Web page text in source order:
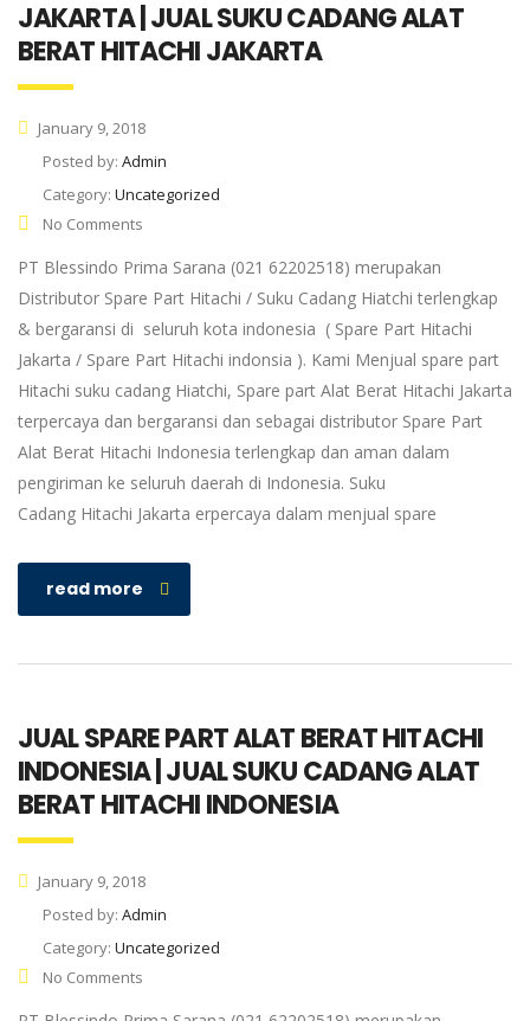
JAKARTA | JUAL SUKU CADANG ALAT
BERAT HITACHI JAKARTA
January 9, 2018
Posted by: Admin
Category: Uncategorized
No Comments
PT Blessindo Prima Sarana (021 62202518) merupakan
Distributor Spare Part Hitachi / Suku Cadang Hiatchi terlengkap
& bergaransi di seluruh kota indonesia ( Spare Part Hitachi
Jakarta / Spare Part Hitachi indonsia ). Kami Menjual spare part
Hitachi suku cadang Hiatchi, Spare part Alat Berat Hitachi Jakarta
terpercaya dan bergaransi dan sebagai distributor Spare Part
Alat Berat Hitachi Indonesia terlengkap dan aman dalam
pengiriman ke seluruh daerah di Indonesia. Suku
Cadang Hitachi Jakarta erpercaya dalam menjual spare
read more
JUAL SPARE PART ALAT BERAT HITACHI
INDONESIA | JUAL SUKU CADANG ALAT
BERAT HITACHI INDONESIA
January 9, 2018
Posted by: Admin
Category: Uncategorized
No Comments